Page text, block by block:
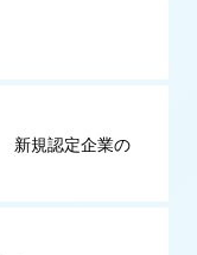
新規認定企業の